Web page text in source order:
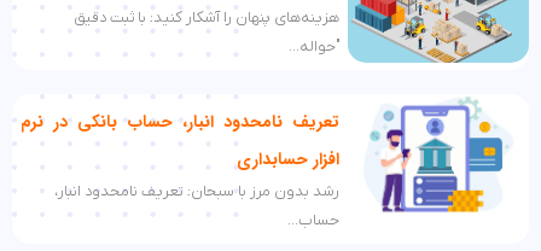
هزینه‌های پنهان را آشکار کنید: با ثبت دقیق
"حواله...
تعریف نامحدود انبار، حساب بانکی در نرم
افزار حسابداری
رشد بدون مرز با سبحان: تعریف نامحدود انبار،
حساب...